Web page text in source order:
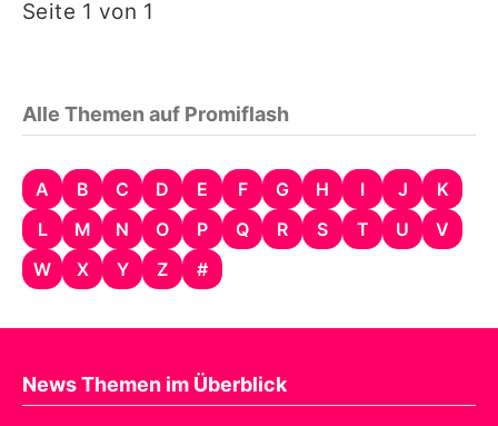
Seite 1 von 1
Alle Themen auf Promiflash
A B C D E F G H I J
K
L
M N O P Q R S T U
V
W
X Y Z #
News Themen im Überblick